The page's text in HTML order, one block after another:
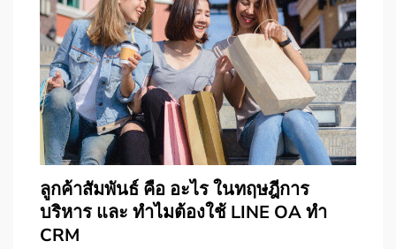
ลูกค้าสัมพันธ์ คือ อะไร ในทฤษฎีการ
บริหาร และ ทำไมต้องใช้ LINE OA ทำ
CRM